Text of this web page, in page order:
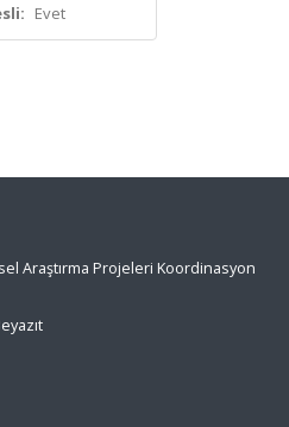
Evet
Araştırma Projeleri Koordinasyon